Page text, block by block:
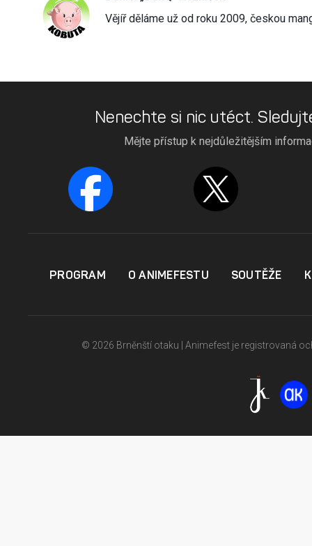
Vějíř děláme už od roku 2009, českou
Nenechte si nic utéct.
Mějte přístup k nejdůležitějším
PROGRAM O ANIMEFESTU SOUTĚŽE
© 2026 Brněnští otaku | Animefest je registrovaná